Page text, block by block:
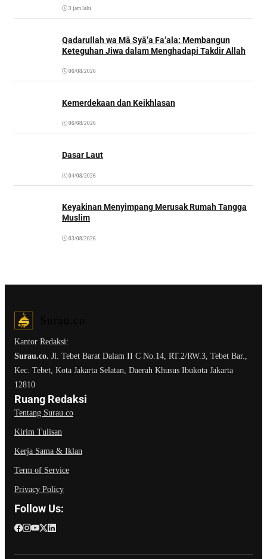
3 jam lalu
Qadarullah wa Mā Syā’a Fa’ala: Membangun
Keteguhan Jiwa dalam Menghadapi Takdir Allah
06/08/2026
Kemerdekaan dan Keikhlasan
06/08/2026
Dasar Laut
04/08/2026
Keyakinan Menyimpang Merusak Rumah Tangga
Muslim
03/08/2026
Kantor Redaksi:
Surau.co. Jl. Tebet Barat Dalam II C No.14, RT.2/RW.3, Tebet Bar.,
Kec. Tebet, Kota Jakarta Selatan, Daerah Khusus Ibukota Jakarta
12810
Ruang Redaksi
Tentang Surau.co
Kirim Tulisan
Kerja Sama & Iklan
Term of Service
Privacy Policy
Follow Us: